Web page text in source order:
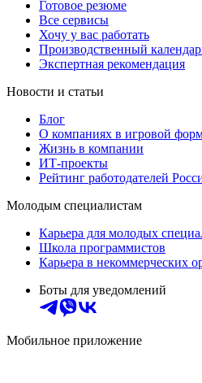
Готовое резюме
Все сервисы
Хочу у вас работать
Производственный
Экспертная рекомендация
Новости и статьи
Блог
О компаниях в игровой
Жизнь в компании
ИТ-проекты
Рейтинг работодателей
Молодым специалистам
Карьера для молодых
Школа программистов
Карьера в некоммерческих
Боты для уведомлений
Мобильное приложение